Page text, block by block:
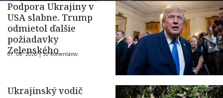
Podpora Ukrajiny v
USA slabne. Trump
odmietol ďalšie
požiadavky
Zelenského
07. 08. 2026 |50 komentárov
Ukrajinský vodič